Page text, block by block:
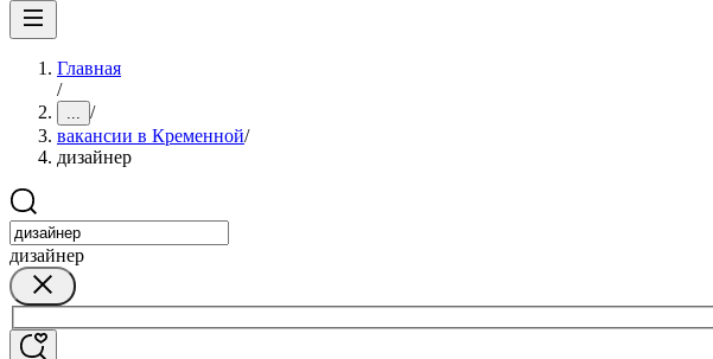
Главная
/
... /
вакансии в Кременной/
дизайнер
дизайнер